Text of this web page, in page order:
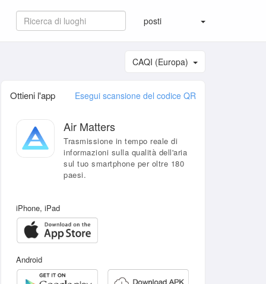
posti
CAQI (Europa)
Ottieni l'app Esegui scansione del codice QR
Air Matters
Trasmissione in tempo reale di
informazioni sulla qualità dell'aria
sul tuo smartphone per oltre 180
paesi.
iPhone, iPad
Android